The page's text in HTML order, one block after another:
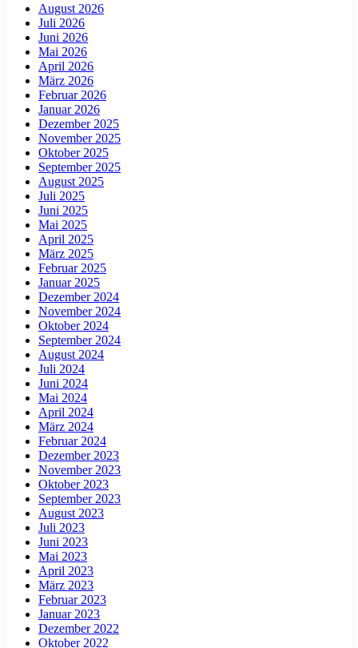
August 2026
Juli 2026
Juni 2026
Mai 2026
April 2026
März 2026
Februar 2026
Januar 2026
Dezember 2025
November 2025
Oktober 2025
September 2025
August 2025
Juli 2025
Juni 2025
Mai 2025
April 2025
März 2025
Februar 2025
Januar 2025
Dezember 2024
November 2024
Oktober 2024
September 2024
August 2024
Juli 2024
Juni 2024
Mai 2024
April 2024
März 2024
Februar 2024
Dezember 2023
November 2023
Oktober 2023
September 2023
August 2023
Juli 2023
Juni 2023
Mai 2023
April 2023
März 2023
Februar 2023
Januar 2023
Dezember 2022
Oktober 2022